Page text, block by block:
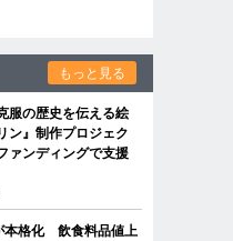
もっと見る
服の歴史を伝える絵
ン』制作プロジェク
ァンディングで支援
本格化 飲食料品値上